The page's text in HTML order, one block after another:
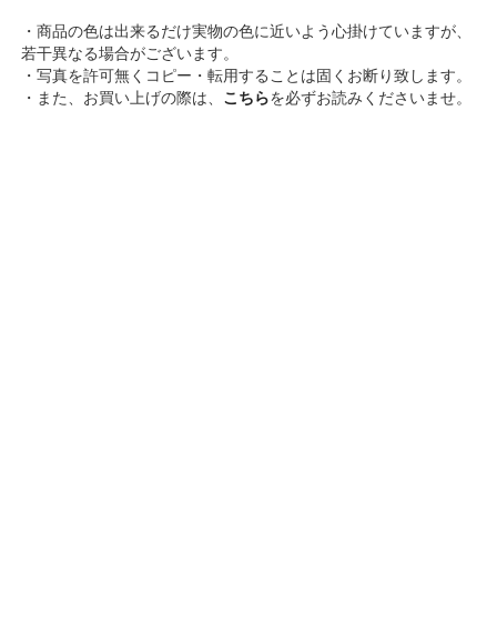
・商品の色は出来るだけ実物の色に近いよう心掛けていますが、
若干異なる場合がございます。
・写真を許可無くコピー・転用することは固くお断り致します。
・また、お買い上げの際は、 こちらを必ずお読みくださいませ。